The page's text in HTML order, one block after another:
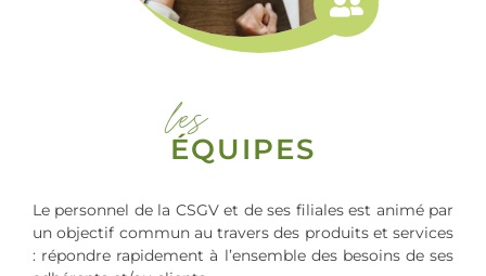
les
ÉQUIPES
Le personnel de la CSGV et de ses filiales est animé par
un objectif commun au travers des produits et services
: répondre rapidement à l’ensemble des besoins de ses